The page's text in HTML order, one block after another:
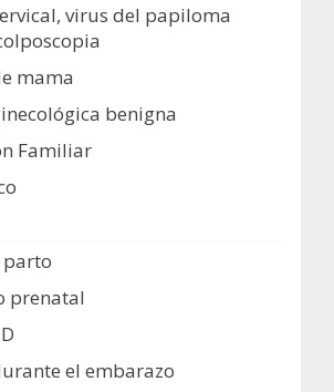
virus del papiloma
mama
benigna
Familiar
parto
prenatal
el embarazo